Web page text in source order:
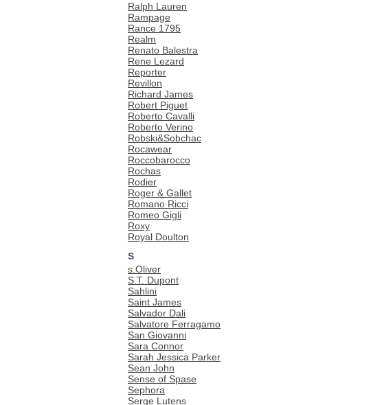
Ralph Lauren
Rampage
Rance 1795
Realm
Renato Balestra
Rene Lezard
Reporter
Revillon
Richard James
Robert Piguet
Roberto Cavalli
Roberto Verino
Robski&Sobchac
Rocawear
Roccobarocco
Rochas
Rodier
Roger & Gallet
Romano Ricci
Romeo Gigli
Roxy
Royal Doulton
S
s.Oliver
S.T. Dupont
Sahlini
Saint James
Salvador Dali
Salvatore Ferragamo
San Giovanni
Sara Connor
Sarah Jessica Parker
Sean John
Sense of Spase
Sephora
Serge Lutens